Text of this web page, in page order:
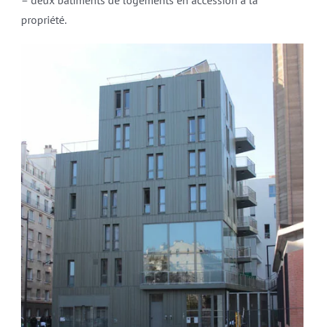
propriété.